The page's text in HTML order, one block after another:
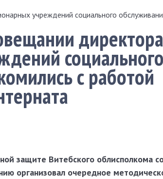
учреждений социального
директора
социального
с работой
защите Витебского облисполкома
организовал очередное